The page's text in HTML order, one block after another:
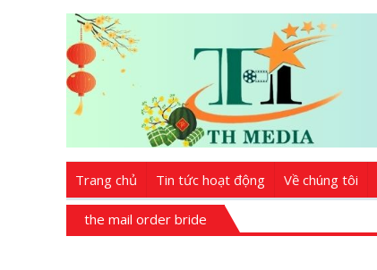
Trang chủ Tin tức hoạt động Về chúng tôi
the mail order bride